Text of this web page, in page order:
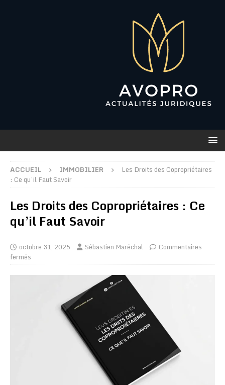
ACCUEIL IMMOBILIER
Les Droits des Copropriétaires
: Ce qu’il Faut Savoir
Les Droits des Copropriétaires : Ce
qu’il Faut Savoir
octobre 31, 2025 Sébastien Maréchal
Commentaires
fermés